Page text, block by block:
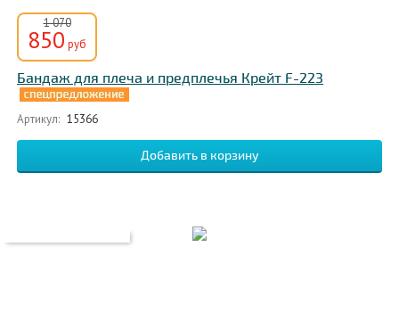
1 070
850 руб
Бандаж для плеча и предплечья Крейт F-223
Артикул: 15366